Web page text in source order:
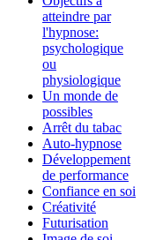
atteindre par
l'hypnose:
psychologique
ou
physiologique
Un monde de
possibles
Arrêt du tabac
Auto-hypnose
Développement
de performance
Confiance en soi
Créativité
Futurisation